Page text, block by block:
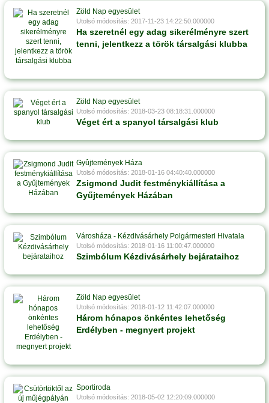
Zöld Nap egyesület
Utolsó módosítás: 2017-11-23 14:22:50.000000
Ha szeretnél egy adag sikerélményre szert
tenni, jelentkezz a török társalgási klubba
Zöld Nap egyesület
Utolsó módosítás: 2018-03-23 08:18:31.000000
Véget ért a spanyol társalgási klub
Gyûjtemények Háza
Utolsó módosítás: 2018-01-16 04:40:40.000000
Zsigmond Judit festménykiállítása a
Gyűjtemények Házában
Városháza - Kézdivásárhely Polgármesteri Hivatala
Utolsó módosítás: 2018-01-16 11:00:47.000000
Szimbólum Kézdivásárhely bejárataihoz
Zöld Nap egyesület
Utolsó módosítás: 2018-01-12 11:42:07.000000
Három hónapos önkéntes lehetőség
Erdélyben - megnyert projekt
Sportiroda
Utolsó módosítás: 2018-05-02 12:20:09.000000